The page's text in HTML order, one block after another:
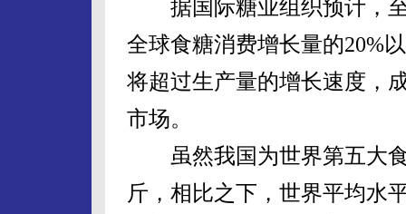
据国际糖业组织预计，至
全球食糖消费增长量的20%
将超过生产量的增长速度，
市场。
虽然我国为世界第五大食
斤，相比之下，世界平均水